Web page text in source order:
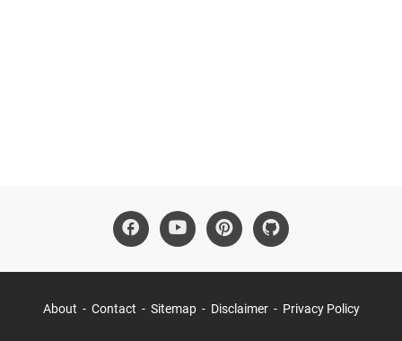
About Contact Sitemap Disclaimer Privacy Policy